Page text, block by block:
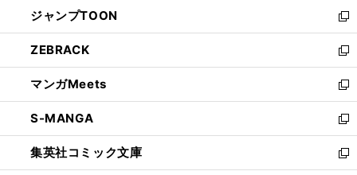
く
で
開
く
ド
ウ
で
開
く
ィ
ン
ド
ウ
で
開
く
い
ウ
ィ
ン
ド
ウ
で
開
く
ジャンプTOON
新
し
い
ウ
ィ
ン
ド
ウ
で
開
ZEBRACK
新
し
い
ウ
ィ
ン
ド
ウ
マンガMeets
新
し
い
ウ
ィ
ン
S-MANGA
新
し
い
ウ
集英社コミック文庫
新